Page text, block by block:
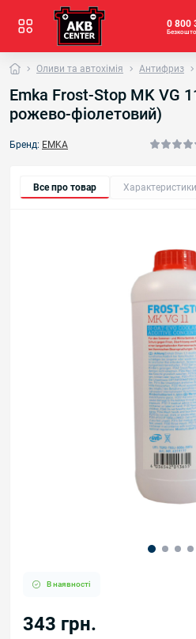
0 800
Оливи та автохімія Антифриз
Emka Frost-Stop MK VG
рожево-фіолетовий)
Бренд: EMKA
Все про товар Характеристики
В наявності
343 грн.